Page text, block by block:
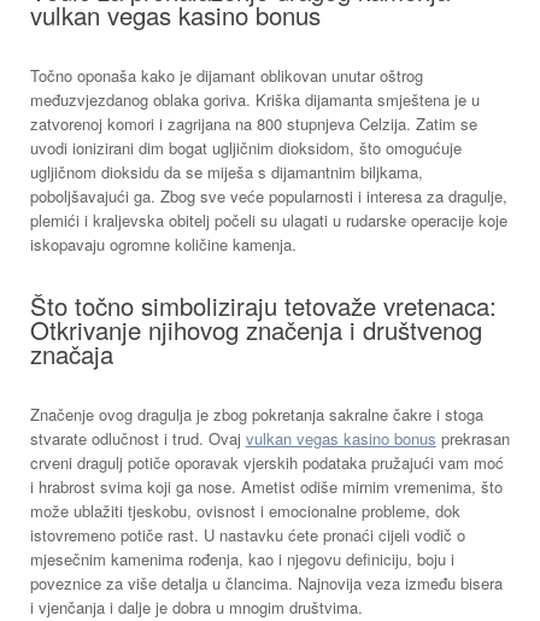
vulkan vegas kasino bonus
Točno oponaša kako je dijamant oblikovan unutar oštrog
međuzvjezdanog oblaka goriva. Kriška dijamanta smještena je u
zatvorenoj komori i zagrijana na 800 stupnjeva Celzija. Zatim se
uvodi ionizirani dim bogat ugljičnim dioksidom, što omogućuje
ugljičnom dioksidu da se miješa s dijamantnim biljkama,
poboljšavajući ga. Zbog sve veće popularnosti i interesa za dragulje,
plemići i kraljevska obitelj počeli su ulagati u rudarske operacije koje
iskopavaju ogromne količine kamenja.
Što točno simboliziraju tetovaže vretenaca:
Otkrivanje njihovog značenja i društvenog
značaja
Značenje ovog dragulja je zbog pokretanja sakralne čakre i stoga
stvarate odlučnost i trud. Ovaj vulkan vegas kasino bonus prekrasan
crveni dragulj potiče oporavak vjerskih podataka pružajući vam moć
i hrabrost svima koji ga nose. Ametist odiše mirnim vremenima, što
može ublažiti tjeskobu, ovisnost i emocionalne probleme, dok
istovremeno potiče rast. U nastavku ćete pronaći cijeli vodič o
mjesečnim kamenima rođenja, kao i njegovu definiciju, boju i
poveznice za više detalja u člancima. Najnovija veza između bisera
i vjenčanja i dalje je dobra u mnogim društvima.